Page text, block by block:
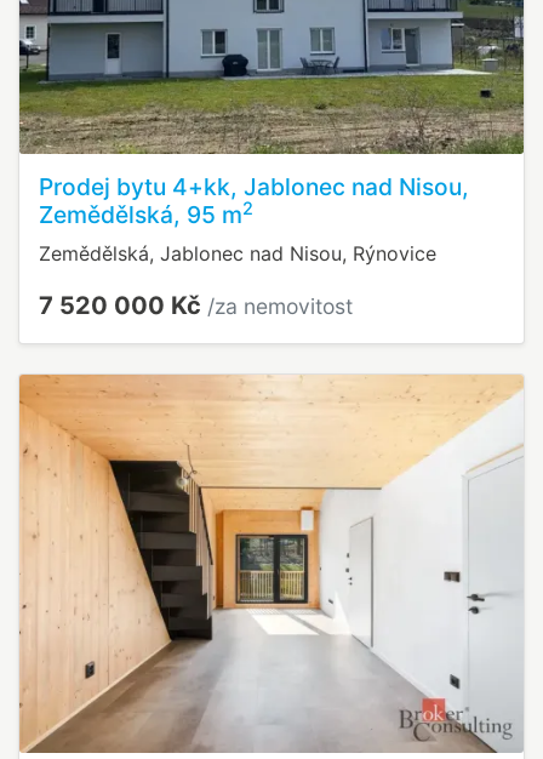
Prodej bytu 4+kk, Jablonec nad Nisou,
Zemědělská, 95 m2
Zemědělská, Jablonec nad Nisou, Rýnovice
7 520 000 Kč /za nemovitost